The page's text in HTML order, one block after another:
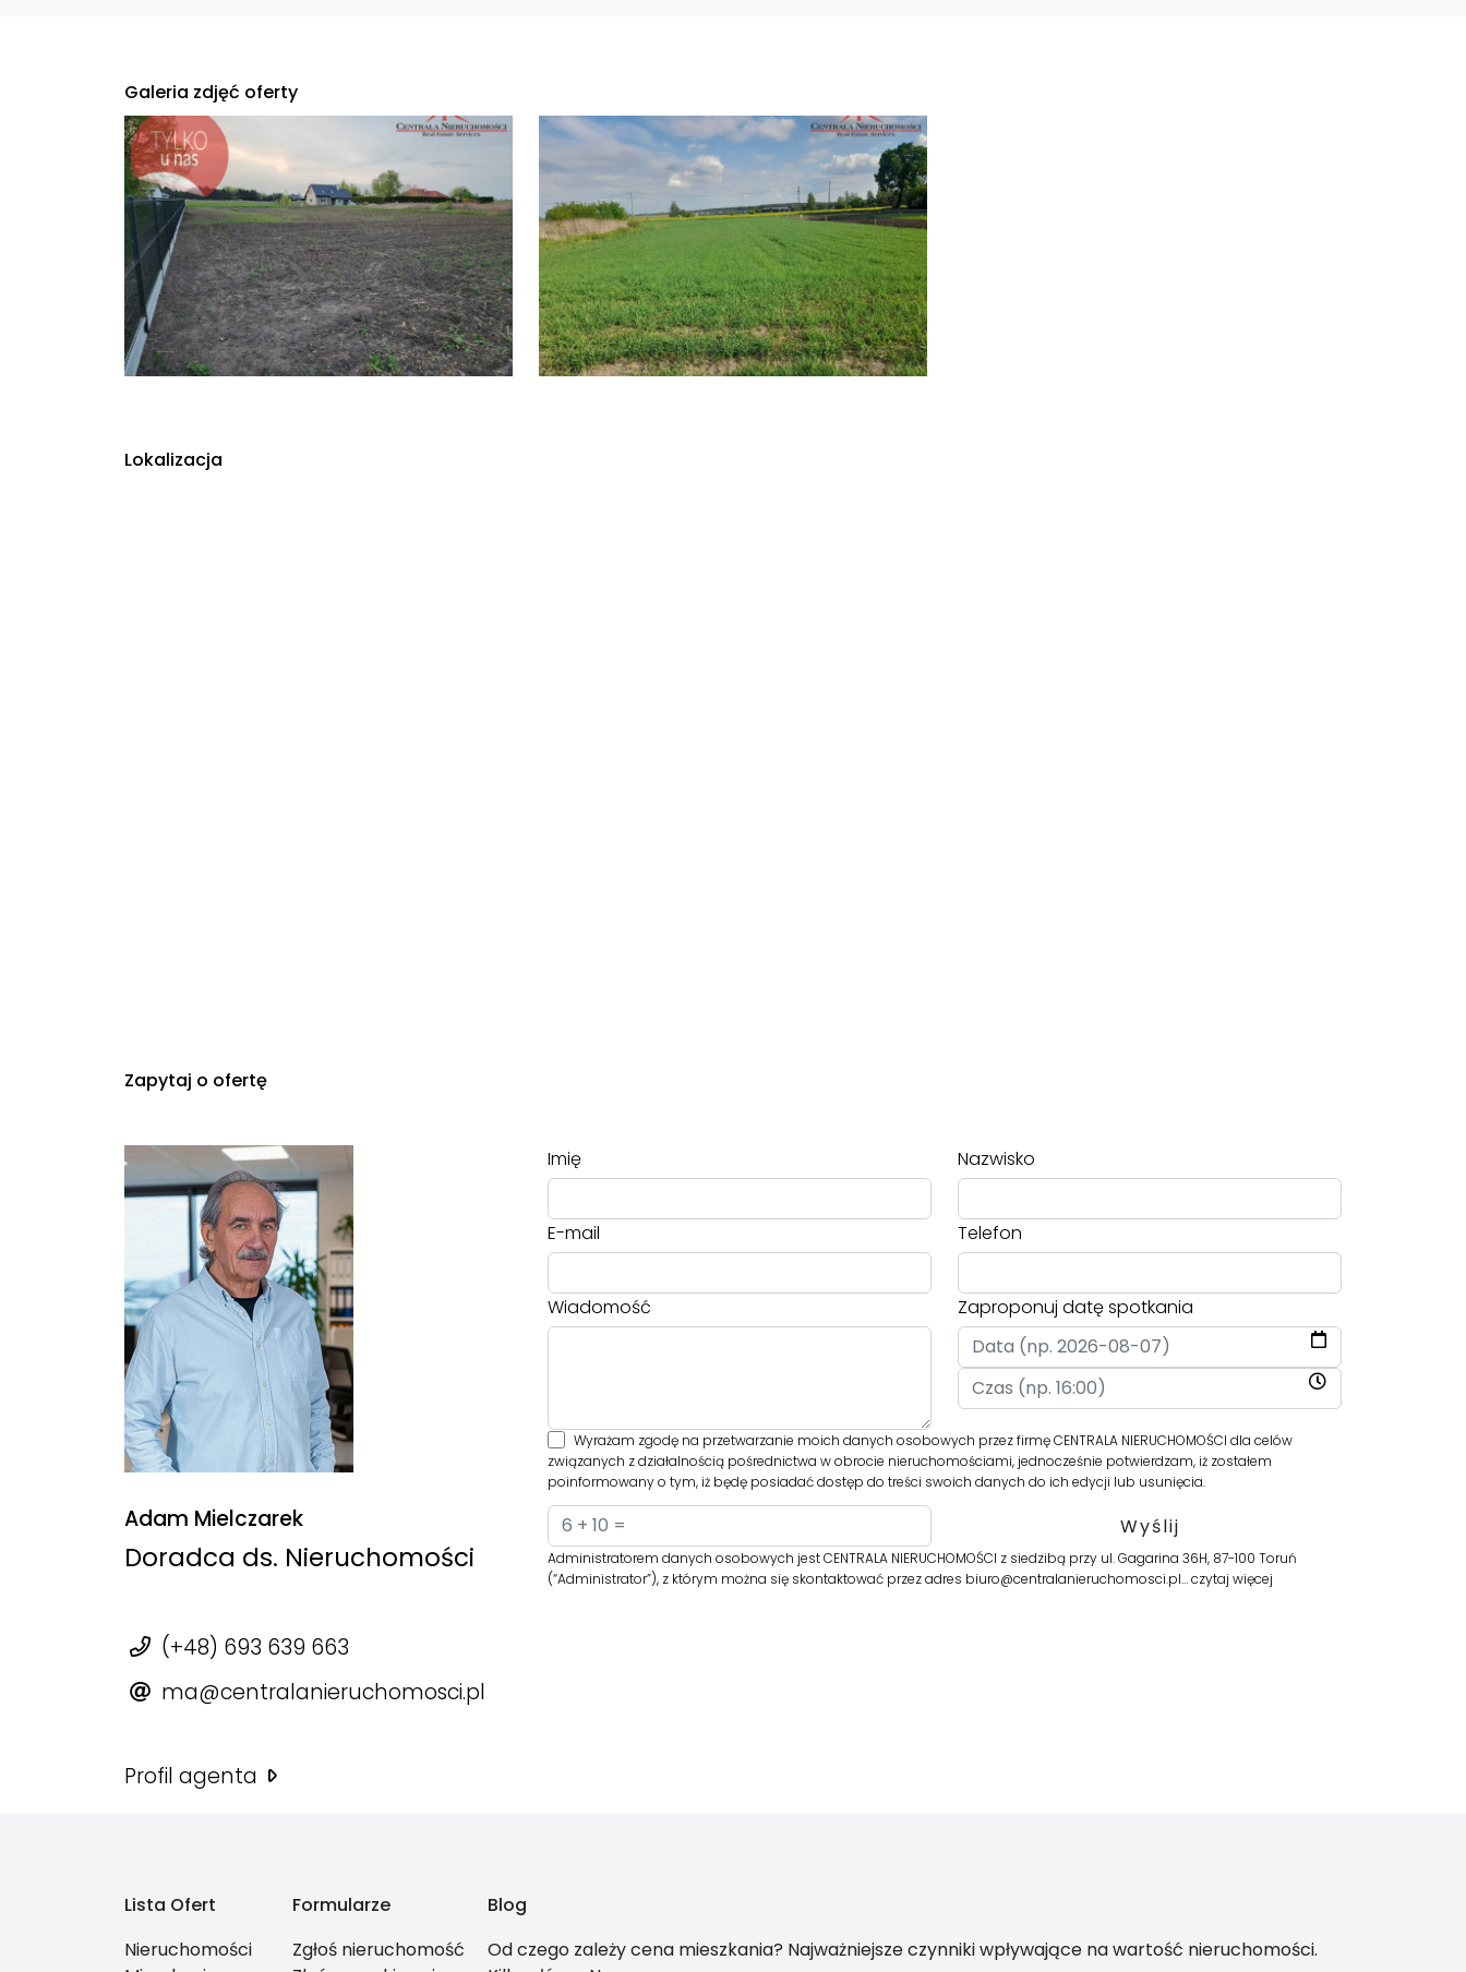
Galeria zdjęć oferty
Lokalizacja
Zapytaj o ofertę
Adam Mielczarek
Doradca ds. Nieruchomości
(+48) 693 639 663
ma@centralanieruchomosci.pl
Profil agenta
Imię Nazwisko
E-mail Telefon
Wiadomość Zaproponuj datę spotkania
Wyrażam zgodę na przetwarzanie moich danych osobowych przez firmę CENTRALA NIERUCHOMOŚCI dla celów
związanych z działalnością pośrednictwa w obrocie nieruchomościami, jednocześnie potwierdzam, iż zostałem
poinformowany o tym, iż będę posiadać dostęp do treści swoich danych do ich edycji lub usunięcia.
Administratorem danych osobowych jest CENTRALA NIERUCHOMOŚCI z siedzibą przy ul. Gagarina 36H, 87-100 Toruń
(“Administrator”), z którym można się skontaktować przez adres biuro@centralanieruchomosci.pl…czytaj więcej
Lista Ofert
Nieruchomości
Formularze
Zgłoś nieruchomość
Blog
Od czego zależy cena mieszkania? Najważniejsze czynniki wpływające na wartość nieruchomości.